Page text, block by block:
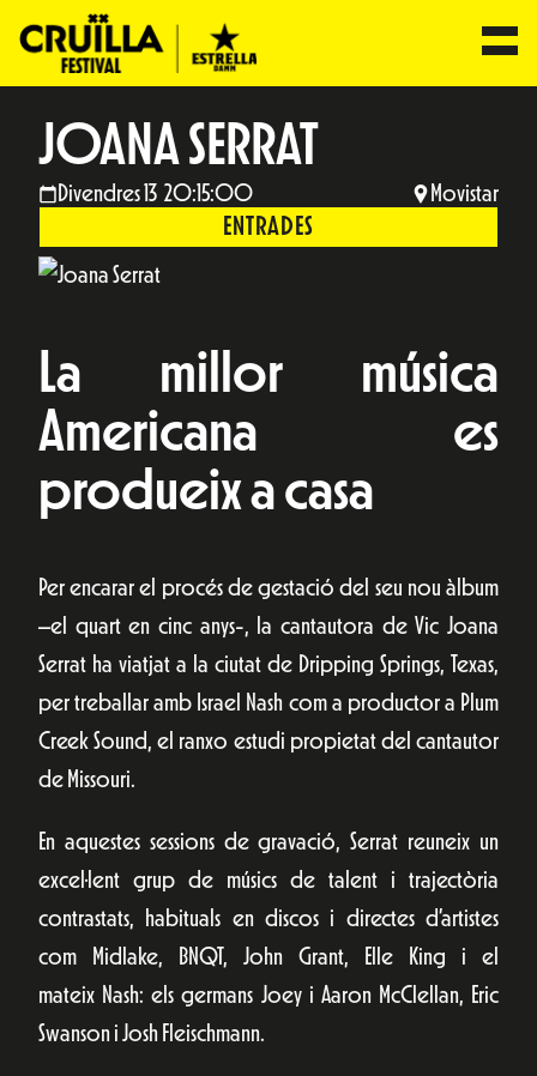
JOANA SERRAT
Divendres 13 20:15:00 Movistar
ENTRADES
La millor música
Americana es
produeix a casa
Per encarar el procés de gestació del seu nou àlbum
–el quart en cinc anys-, la cantautora de Vic Joana
Serrat ha viatjat a la ciutat de Dripping Springs, Texas,
per treballar amb Israel Nash com a productor a Plum
Creek Sound, el ranxo estudi propietat del cantautor
de Missouri.
En aquestes sessions de gravació, Serrat reuneix un
excel·lent grup de músics de talent i trajectòria
contrastats, habituals en discos i directes d’artistes
com Midlake, BNQT, John Grant, Elle King i el
mateix Nash: els germans Joey i Aaron McClellan, Eric
Swanson i Josh Fleischmann.